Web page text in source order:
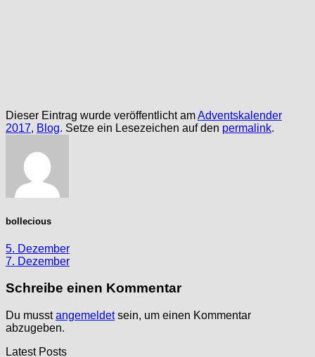
Dieser Eintrag wurde veröffentlicht amAdventskalender
2017, Blog. Setze ein Lesezeichen auf den permalink.
bollecious
5. Dezember
7. Dezember
Schreibe einen Kommentar
Du musstangemeldetsein, um einen Kommentar
abzugeben.
Latest Posts